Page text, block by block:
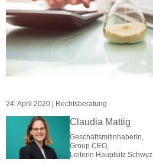
24. April 2020 | Rechtsberatung
Claudia Mattig
Geschäftsmitinhaberin,
Group CEO,
Leiterin Hauptsitz Schwyz